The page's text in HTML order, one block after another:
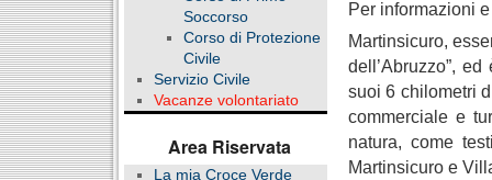
Soccorso
Corso di Protezione
Civile
Servizio Civile
Vacanze volontariato
Area Riservata
La mia Croce Verde
Per informazioni
Martinsicuro,
dell’Abruzzo”,
suoi 6 chilometri
commerciale e
natura, come
Martinsicuro e